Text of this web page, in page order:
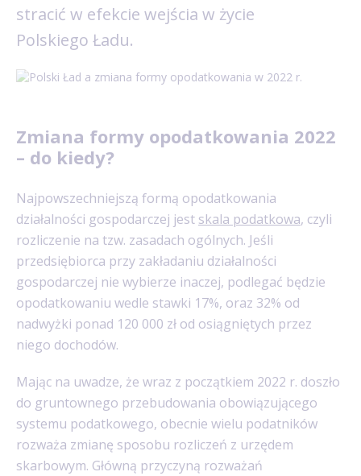
stracić w efekcie wejścia w życie
Polskiego Ładu.
Zmiana formy opodatkowania 2022
– do kiedy?
Najpowszechniejszą formą opodatkowania
działalności gospodarczej jest skala podatkowa, czyli
rozliczenie na tzw. zasadach ogólnych. Jeśli
przedsiębiorca przy zakładaniu działalności
gospodarczej nie wybierze inaczej, podlegać będzie
opodatkowaniu wedle stawki 17%, oraz 32% od
nadwyżki ponad 120 000 zł od osiągniętych przez
niego dochodów.
Mając na uwadze, że wraz z początkiem 2022 r. doszło
do gruntownego przebudowania obowiązującego
systemu podatkowego, obecnie wielu podatników
rozważa zmianę sposobu rozliczeń z urzędem
skarbowym. Główną przyczyną rozważań